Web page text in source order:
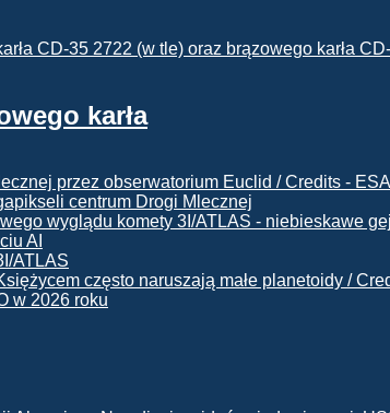
karła
centrum Drogi Mlecznej
ATLAS
w 2026 roku